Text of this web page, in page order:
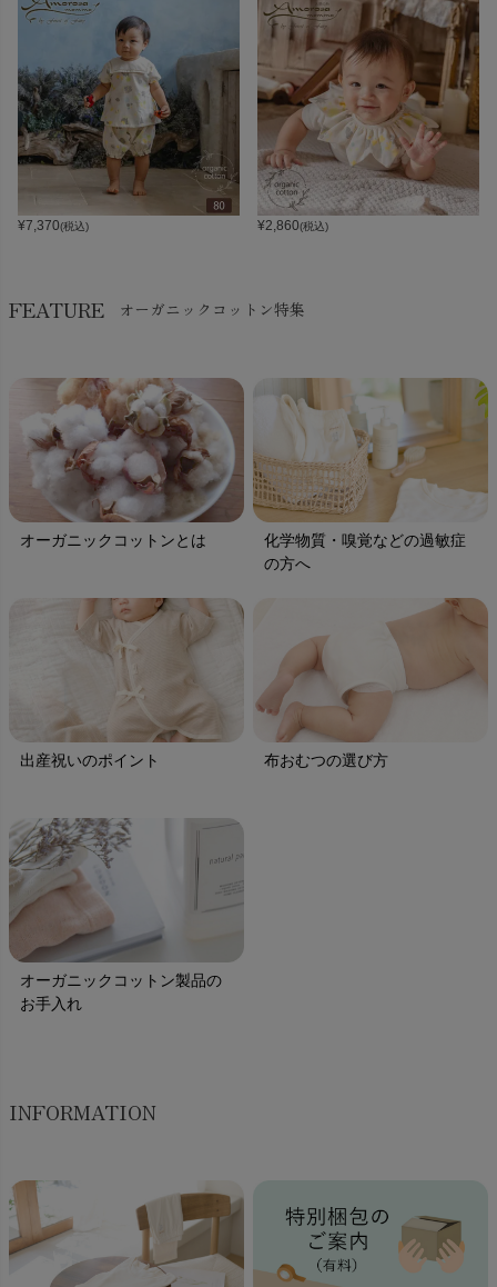
¥7,370(税込) ¥2,860(税込)
FEATURE オーガニックコットン特集
オーガニックコットンとは
化学物質・嗅覚などの過敏症
の方へ
出産祝いのポイント 布おむつの選び方
オーガニックコットン製品の
お手入れ
INFORMATION